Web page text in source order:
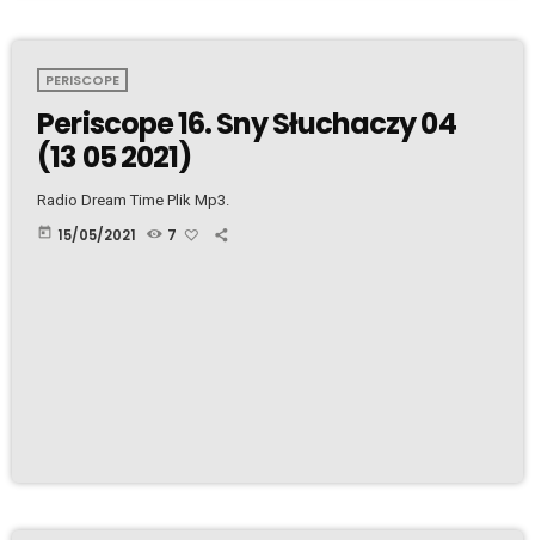
PERISCOPE
Periscope 16. Sny Słuchaczy 04
(13 05 2021)
Radio Dream Time Plik Mp3.
today 15/05/2021 7